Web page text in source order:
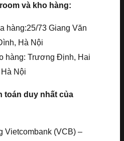
và kho hàng:
hàng:25/73 Giang Văn
Hà Nội
hàng: Trương Định, Hai
Nội
toán duy nhất của
Vietcombank (VCB) –